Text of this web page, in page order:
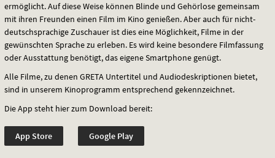
ermöglicht. Auf diese Weise können Blinde und Gehörlose gemeinsam
mit ihren Freunden einen Film im Kino genießen. Aber auch für nicht-
deutschsprachige Zuschauer ist dies eine Möglichkeit, Filme in der
gewünschten Sprache zu erleben. Es wird keine besondere Filmfassung
oder Ausstattung benötigt, das eigene Smartphone genügt.
Alle Filme, zu denen GRETA Untertitel und Audiodeskriptionen bietet,
sind in unserem Kinoprogramm entsprechend gekennzeichnet.
Die App steht hier zum Download bereit:
App Store Google Play